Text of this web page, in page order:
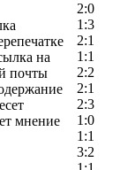
2:0
1:3
2:1
1:1
2:2
2:1
2:3
1:0
1:1
3:2
на
почты
мнение